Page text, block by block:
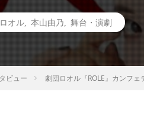
オル 本山由乃 舞台・演劇
ビュー 劇団ロオル『ROLE』カンフ